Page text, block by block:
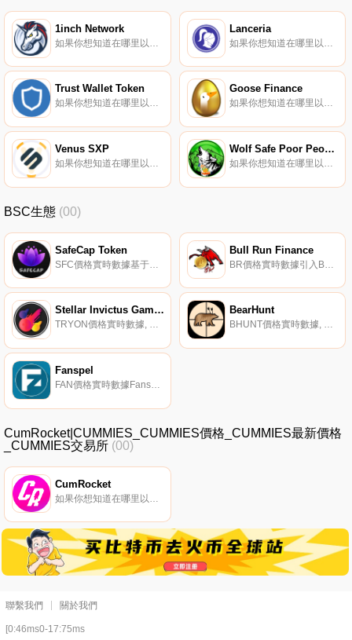
1inch Network Lanceria
Trust Wallet Token
如果你想知道在哪里以當前價格購買Trust Wallet Token,目前交易{Trust Wallet Token]股票的頂級加密貨幣交易所是Binance、Deepcoin、Bitrue、ByTWTt和Bitget。您可以在我們的加密貨幣交易所頁面上找到其他列表.
Goose Finance
如果你想知道在哪里以當前價格購買Goose Finance,目前交易{Goose Finance]股票的頂級加密貨幣交易所是Gate.io和BitTurk。您可以在我們的加密貨幣交易所頁面上找到其他列表.
Venus SXP
如果你想知道在哪里以當前價格購買Venus SXP,目前交易{Venus SXP]股票的頂級加密貨幣交易所是Venus。您可以在我們的加密貨幣交易所頁面上找到其他列表。Venus SXP（vSXP）是一種加密貨幣,在BNB智能鏈（BEP20）平臺上運營.
Wolf Safe Poor People
如果你想知道在哪里以當前價格購買Wolf Safe Poor People,目前交易{Wolf Safe Poor People]股票的頂級加密貨幣交易所是LATOKEN和PancakeSwap（V2）。您可以在我們的加密貨幣交易所頁面上找到其他列表.
BSC生態 (00)
SafeCap Token
SFC價格實時數據基于SafeCap幣安智能鏈的項目。SafeCap是一個企業級、以服務為中心的平臺,為數百萬人帶來用戶友好的區塊鏈體驗.
Bull Run Finance
Stellar Invictus Gaming
TRYON價格實時數據, 介紹恒星不可征服計劃（TRYON代幣）。Tryon是原生代幣,是恒星不可征服世界的基礎。游戲是實時的,您今天可以在我們的Android應用程序或網絡上玩。Stellar Invictus是一款4X科幻MMO游戲,玩家可以同時與多達75名其他玩家進行大規模在線比賽.
BearHunt
BHUNT價格實時數據, 太長,讀不下去了IDO將出現在ApeTools上BearHunt代幣（BHUNT）-是幣安智能鏈上的一種代幣,擁有許多令人印象深刻的功能。汽車流動性-每筆交易的%3被鎖定為BHUNT-BNB池中的流動性,創造了一個不斷上升的價格下限.
Fanspel
FAN價格實時數據Fanspel代幣是一種新的區塊鏈創新,為用戶賺取加密貨幣提供游戲化體驗。Fanspel平臺于2020年7月在上推出。Fanspel代幣基于幣安智能鏈。Fanspel代幣被專門設計成一個由真正的人組成的網絡.
CumRocket|CUMMIES_CUMMIES價格_CUMMIES最新價格
_CUMMIES交易所 (00)
CumRocket
聯繫我們 關於我們
[0:46ms0-17:75ms